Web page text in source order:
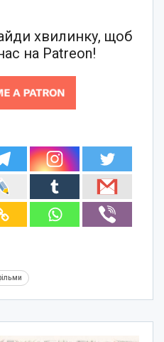
хвилинку, щоб
на Patreon!